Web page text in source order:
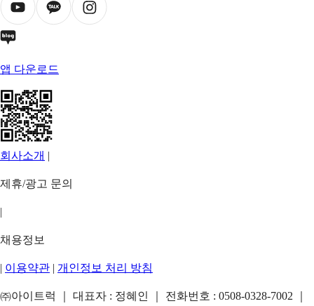
앱 다운로드
회사소개 |
제휴/광고 문의
|
채용정보
| 이용약관 | 개인정보 처리 방침
㈜아이트럭 ｜ 대표자 : 정혜인 ｜ 전화번호 : 0508-0328-7002